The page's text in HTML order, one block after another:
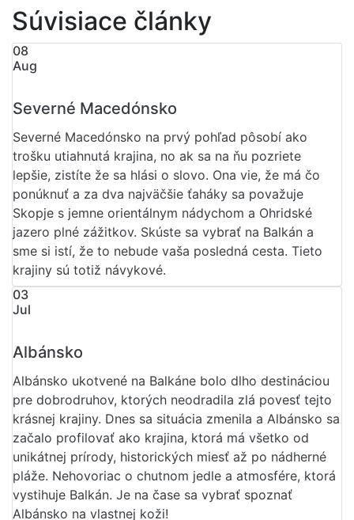
Súvisiace články
08
Aug
Severné Macedónsko
Severné Macedónsko na prvý pohľad pôsobí ako
trošku utiahnutá krajina, no ak sa na ňu pozriete
lepšie, zistíte že sa hlási o slovo. Ona vie, že má čo
ponúknuť a za dva najväčšie ťaháky sa považuje
Skopje s jemne orientálnym nádychom a Ohridské
jazero plné zážitkov. Skúste sa vybrať na Balkán a
sme si istí, že to nebude vaša posledná cesta. Tieto
krajiny sú totiž návykové.
03
Jul
Albánsko
Albánsko ukotvené na Balkáne bolo dlho destináciou
pre dobrodruhov, ktorých neodradila zlá povesť tejto
krásnej krajiny. Dnes sa situácia zmenila a Albánsko sa
začalo profilovať ako krajina, ktorá má všetko od
unikátnej prírody, historických miesť až po nádherné
pláže. Nehovoriac o chutnom jedle a atmosfére, ktorá
vystihuje Balkán. Je na čase sa vybrať spoznať
Albánsko na vlastnej koži!